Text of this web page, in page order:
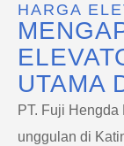
HARGA
UTAMA
PT. Fuji
unggulan di